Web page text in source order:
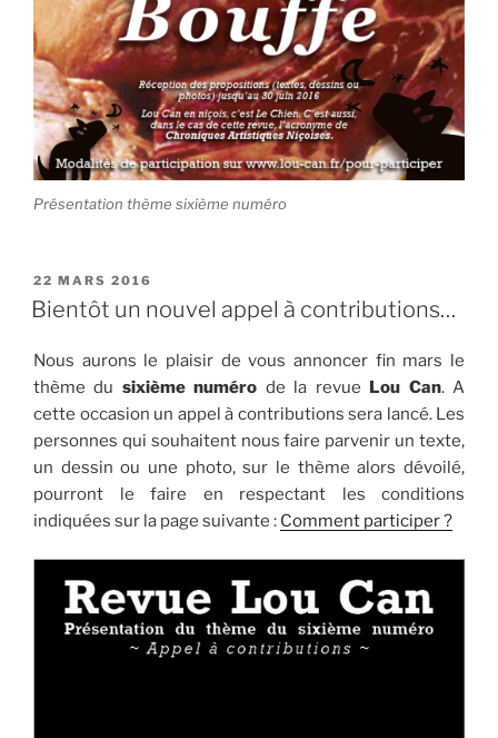
Présentation thème sixième numéro
PUBLIÉ
LE
22 MARS 2016
Bientôt un nouvel appel à contributions…
Nous aurons le plaisir de vous annoncer fin mars le
thème du sixième numéro de la revue Lou Can. A
cette occasion un appel à contributions sera lancé. Les
personnes qui souhaitent nous faire parvenir un texte,
un dessin ou une photo, sur le thème alors dévoilé,
pourront le faire en respectant les conditions
indiquées sur la page suivante : Comment participer ?